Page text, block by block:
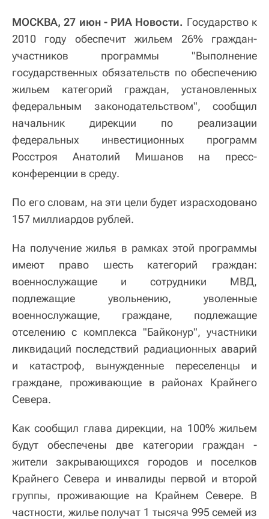
МОСКВА, 27 июн - РИА Новости. Государство к
2010 году обеспечит жильем 26% граждан-
участников программы "Выполнение
государственных обязательств по обеспечению
жильем категорий граждан, установленных
федеральным законодательством", сообщил
начальник дирекции по реализации
федеральных инвестиционных программ
Росстроя Анатолий Мишанов на пресс-
конференции в среду.
По его словам, на эти цели будет израсходовано
157 миллиардов рублей.
На получение жилья в рамках этой программы
имеют право шесть категорий граждан:
военнослужащие и сотрудники МВД,
подлежащие увольнению, уволенные
военнослужащие, граждане, подлежащие
отселению с комплекса "Байконур", участники
ликвидаций последствий радиационных аварий
и катастроф, вынужденные переселенцы и
граждане, проживающие в районах Крайнего
Севера.
Как сообщил глава дирекции, на 100% жильем
будут обеспечены две категории граждан -
жители закрывающихся городов и поселков
Крайнего Севера и инвалиды первой и второй
группы, проживающие на Крайнем Севере. В
частности, жилье получат 1 тысяча 995 семей из